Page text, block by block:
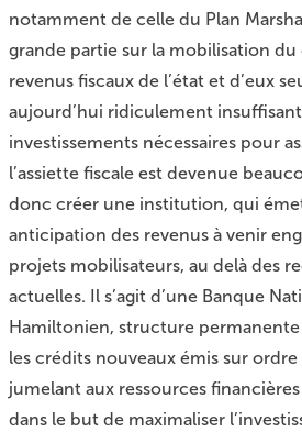
notamment de celle du Plan
grande partie sur la mobilisation
revenus fiscaux de l’état et d’eux
aujourd’hui ridiculement
investissements nécessaires pour
l’assiette fiscale est devenue
donc créer une institution, qui
anticipation des revenus à venir
projets mobilisateurs, au delà des
actuelles. Il s’agit d’une Banque
Hamiltonien, structure
les crédits nouveaux émis sur ordre
jumelant aux ressources
dans le but de maximaliser